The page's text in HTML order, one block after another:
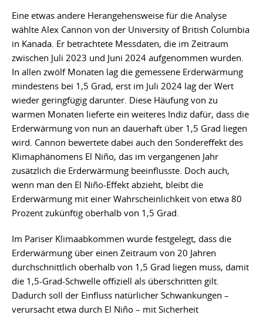
Eine etwas andere Herangehensweise für die Analyse
wählte Alex Cannon von der University of British Columbia
in Kanada. Er betrachtete Messdaten, die im Zeitraum
zwischen Juli 2023 und Juni 2024 aufgenommen wurden.
In allen zwölf Monaten lag die gemessene Erderwärmung
mindestens bei 1,5 Grad, erst im Juli 2024 lag der Wert
wieder geringfügig darunter. Diese Häufung von zu
warmen Monaten lieferte ein weiteres Indiz dafür, dass die
Erderwärmung von nun an dauerhaft über 1,5 Grad liegen
wird. Cannon bewertete dabei auch den Sondereffekt des
Klimaphänomens El Niño, das im vergangenen Jahr
zusätzlich die Erderwärmung beeinflusste. Doch auch,
wenn man den El Niño-Effekt abzieht, bleibt die
Erderwärmung mit einer Wahrscheinlichkeit von etwa 80
Prozent zukünftig oberhalb von 1,5 Grad.
Im Pariser Klimaabkommen wurde festgelegt, dass die
Erderwärmung über einen Zeitraum von 20 Jahren
durchschnittlich oberhalb von 1,5 Grad liegen muss, damit
die 1,5-Grad-Schwelle offiziell als überschritten gilt.
Dadurch soll der Einfluss natürlicher Schwankungen –
verursacht etwa durch El Niño – mit Sicherheit